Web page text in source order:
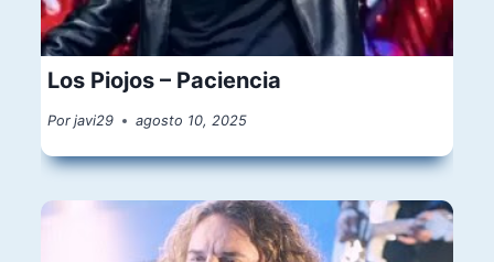
Los Piojos – Paciencia
Por javi29 agosto 10, 2025